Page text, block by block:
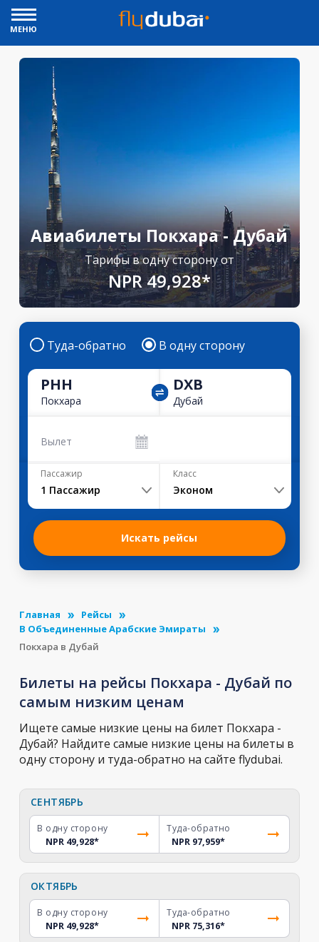
МЕНЮ
Авиабилеты Покхара - Дубай
Тарифы в одну сторону от
NPR 49,928*
Туда-обратно В одну сторону
PHH
Покхара
DXB
Дубай
Вылет
Пассажир
1 Пассажир
Класс
Эконом
Искать рейсы
Главная
Рейсы
В Объединенные Арабские Эмираты
Покхара в Дубай
Билеты на рейсы Покхара - Дубай по
самым низким ценам
Ищете самые низкие цены на билет Покхара -
Дубай? Найдите самые низкие цены на билеты в
одну сторону и туда-обратно на сайте flydubai.
СЕНТЯБРЬ
В одну сторону
NPR 49,928*
Туда-обратно
NPR 97,959*
ОКТЯБРЬ
В одну сторону
NPR 49,928*
Туда-обратно
NPR 75,316*